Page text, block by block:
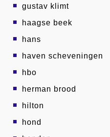
gustav klimt
haagse beek
hans
haven scheveningen
hbo
herman brood
hilton
hond